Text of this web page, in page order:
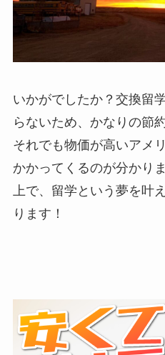
いかがでしたか？交換留
らないため、かなりの節
それでも物価が高いアメ
かかってくるのが分かり
上で、留学という夢を叶
ります！